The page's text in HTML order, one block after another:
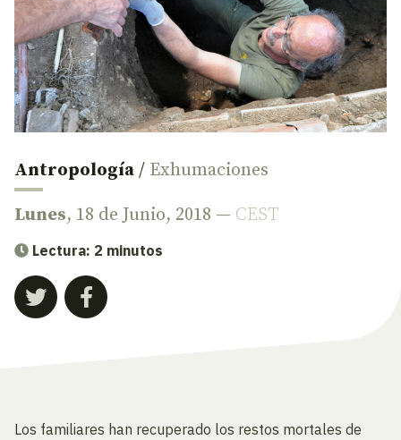
Antropología / Exhumaciones
Lunes, 18 de Junio, 2018 — CEST
Lectura: 2 minutos
Los familiares han recuperado los restos mortales de